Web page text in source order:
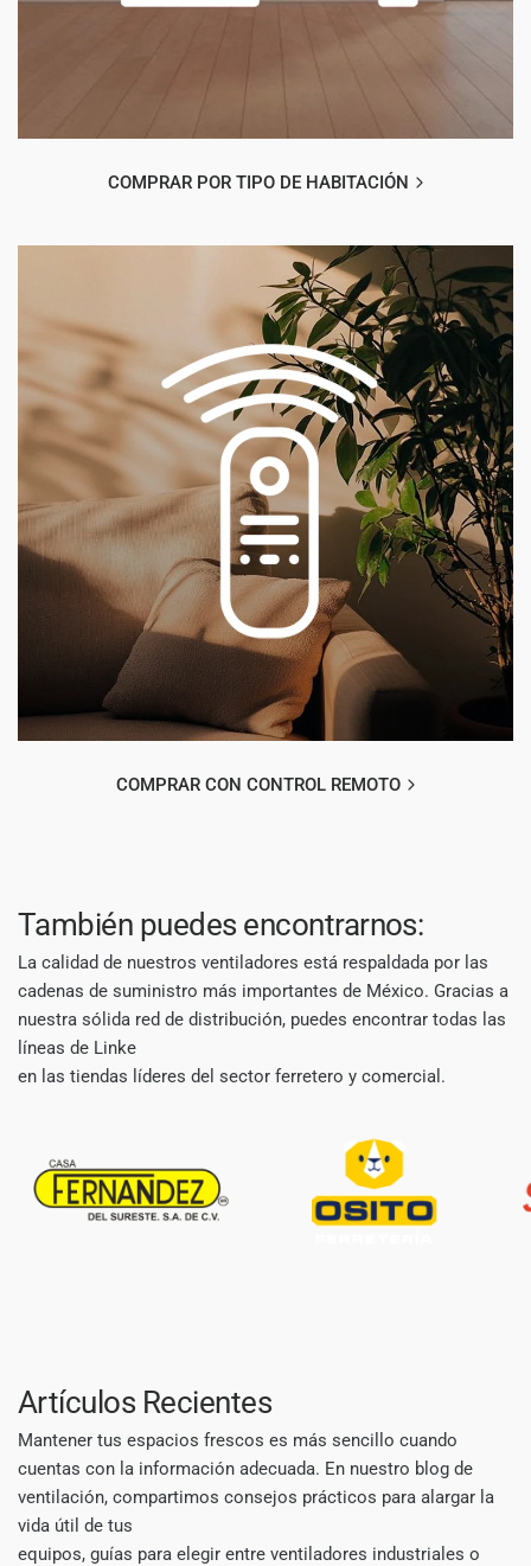
COMPRAR POR TIPO DE HABITACIÓN
COMPRAR CON CONTROL REMOTO
También puedes encontrarnos:
La calidad de nuestros ventiladores está respaldada por las
cadenas de suministro más importantes de México. Gracias a
nuestra sólida red de distribución, puedes encontrar todas las
líneas de Linke
en las tiendas líderes del sector ferretero y comercial.
Artículos Recientes
Mantener tus espacios frescos es más sencillo cuando
cuentas con la información adecuada. En nuestro blog de
ventilación, compartimos consejos prácticos para alargar la
vida útil de tus
equipos, guías para elegir entre ventiladores industriales o